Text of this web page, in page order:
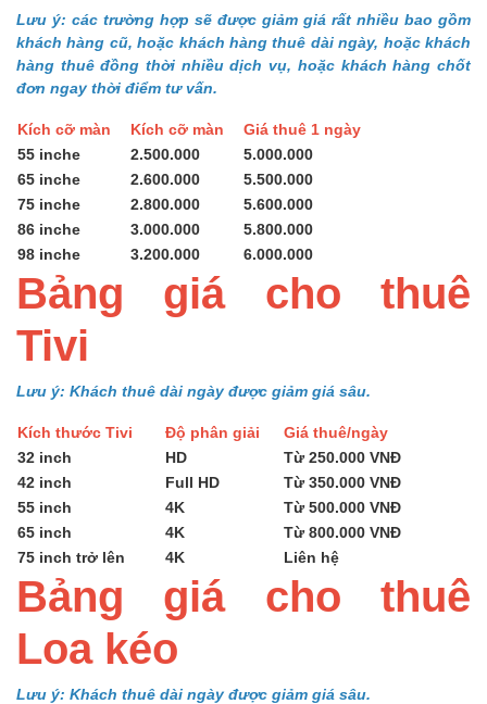
Lưu ý: các trường hợp sẽ được giảm giá rất nhiều bao gồm
khách hàng cũ, hoặc khách hàng thuê dài ngày, hoặc khách
hàng thuê đồng thời nhiều dịch vụ, hoặc khách hàng chốt
đơn ngay thời điểm tư vấn.
Kích cỡ màn Kích cỡ màn
Giá thuê 1 ngày
55 inche
2.500.000
5.000.000
65 inche
2.600.000
5.500.000
75 inche
2.800.000
5.600.000
86 inche
3.000.000
5.800.000
98 inche
3.200.000 6.000.000
Bảng giá cho thuê
Tivi
Lưu ý: Khách thuê dài ngày được giảm giá sâu.
Kích thước Tivi Độ phân giải
Giá thuê/ngày
32 inch
HD
Từ 250.000 VNĐ
42 inch
Full HD
Từ 350.000 VNĐ
55 inch
4K
Từ 500.000 VNĐ
65 inch
4K
Từ 800.000 VNĐ
75 inch trở lên
4K Liên hệ
Bảng giá cho thuê
Loa kéo
Lưu ý: Khách thuê dài ngày được giảm giá sâu.